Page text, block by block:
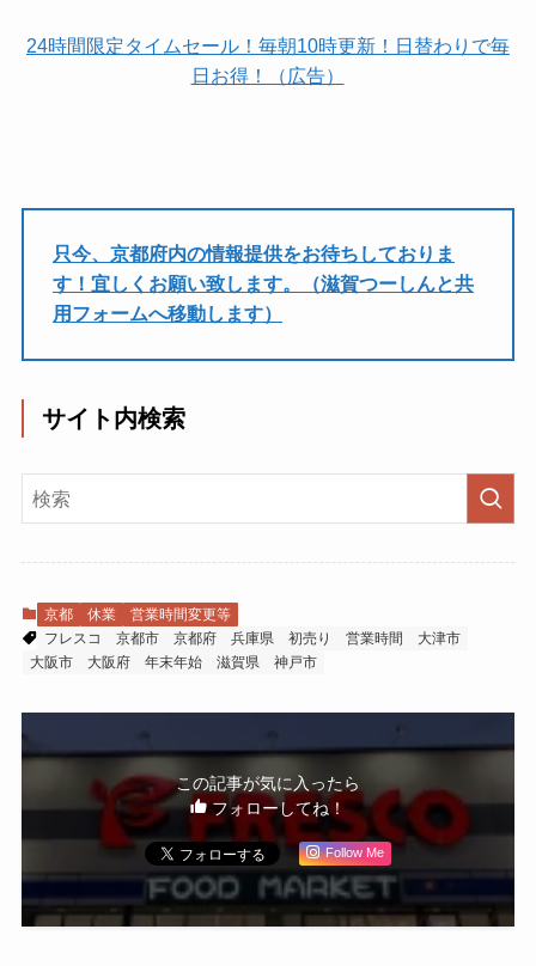
24時間限定タイムセール！毎朝10時更新！日替わりで毎
日お得！（広告）
只今、京都府内の情報提供をお待ちしておりま
す！宜しくお願い致します。（滋賀つーしんと共
用フォームへ移動します）
サイト内検索
京都 休業
営業時間変更等
フレスコ
京都市 京都府 兵庫県 初売り 営業時間
大津市
大阪市
大阪府 年末年始 滋賀県 神戸市
この記事が気に入ったら
フォローしてね！
Follow Me